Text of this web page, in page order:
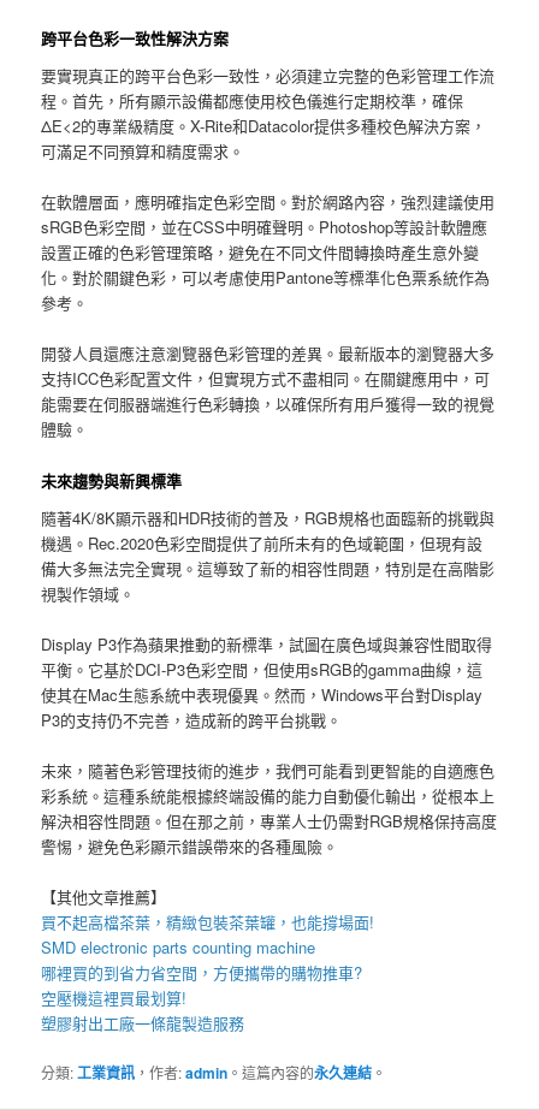
跨平台色彩一致性解決方案
要實現真正的跨平台色彩一致性，必須建立完整的色彩管理工作流
程。首先，所有顯示設備都應使用校色儀進行定期校準，確保
ΔE<2的專業級精度。X-Rite和Datacolor提供多種校色解決方案，
可滿足不同預算和精度需求。
在軟體層面，應明確指定色彩空間。對於網路內容，強烈建議使用
sRGB色彩空間，並在CSS中明確聲明。Photoshop等設計軟體應
設置正確的色彩管理策略，避免在不同文件間轉換時產生意外變
化。對於關鍵色彩，可以考慮使用Pantone等標準化色票系統作為
參考。
開發人員還應注意瀏覽器色彩管理的差異。最新版本的瀏覽器大多
支持ICC色彩配置文件，但實現方式不盡相同。在關鍵應用中，可
能需要在伺服器端進行色彩轉換，以確保所有用戶獲得一致的視覺
體驗。
未來趨勢與新興標準
隨著4K/8K顯示器和HDR技術的普及，RGB規格也面臨新的挑戰與
機遇。Rec.2020色彩空間提供了前所未有的色域範圍，但現有設
備大多無法完全實現。這導致了新的相容性問題，特別是在高階影
視製作領域。
Display P3作為蘋果推動的新標準，試圖在廣色域與兼容性間取得
平衡。它基於DCI-P3色彩空間，但使用sRGB的gamma曲線，這
使其在Mac生態系統中表現優異。然而，Windows平台對Display
P3的支持仍不完善，造成新的跨平台挑戰。
未來，隨著色彩管理技術的進步，我們可能看到更智能的自適應色
彩系統。這種系統能根據終端設備的能力自動優化輸出，從根本上
解決相容性問題。但在那之前，專業人士仍需對RGB規格保持高度
警惕，避免色彩顯示錯誤帶來的各種風險。
【其他文章推薦】
買不起高檔茶葉，精緻包裝茶葉罐 ，也能撐場面!
SMD electronic parts counting machine
哪裡買的到省力省空間，方便攜帶的購物推車?
空壓機這裡買最划算!
塑膠射出工廠一條龍製造服務
分類:工業資訊 ，作者:admin 。這篇內容的永久連結 。